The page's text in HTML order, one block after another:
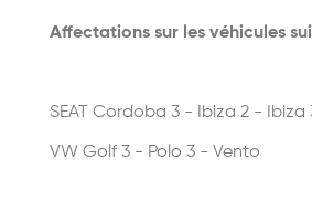
Affectations sur les véhicules
SEAT Cordoba 3 - Ibiza 2 - Ibiza
VW Golf 3 - Polo 3 - Vento